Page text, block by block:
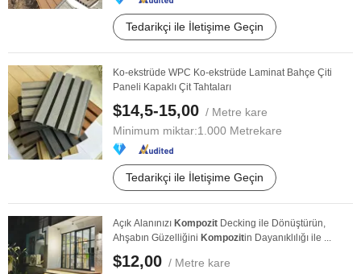
Tedarikçi ile İletişime Geçin
Ko-ekstrüde WPC Ko-ekstrüde Laminat Bahçe Çiti
Paneli Kapaklı Çit Tahtaları
$14,5-15,00 / Metre kare
Minimum miktar:1.000 Metrekare
Tedarikçi ile İletişime Geçin
Açık Alanınızı Kompozit Decking ile Dönüştürün,
Ahşabın Güzelliğini Kompozitin Dayanıklılığı ile ...
$12,00 / Metre kare